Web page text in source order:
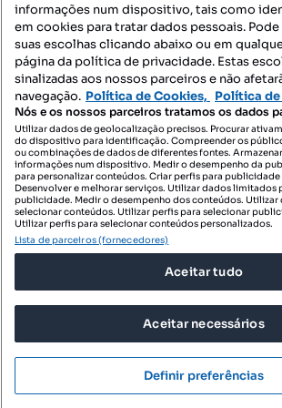
Mapa do Site
Contacte-nos
SIGA-NOS:
DESCARREGAR NA:
© 2026 Imovirtual.com, OLX
TERMOS DE UTILIZAÇÃO
POLÍTICA DE PRIVACIDADE
CONFIGURAÇÕES DE
informações num dispositivo, tais como
em cookies para tratar dados pessoais.
suas escolhas clicando abaixo ou em
página da política de privacidade. Estas
sinalizadas aos nossos parceiros e não
navegação. Política de Cookies, Política
Nós e os nossos parceiros tratamos os dados
Utilizar dados de geolocalização precisos. Procurar
do dispositivo para identificação. Compreender os
ou combinações de dados de diferentes fontes.
informações num dispositivo. Medir o desempenho da
para personalizar conteúdos. Criar perfis para
Desenvolver e melhorar serviços. Utilizar dados limitados
publicidade. Medir o desempenho dos conteúdos.
selecionar conteúdos. Utilizar perfis para selecionar
Utilizar perfis para selecionar conteúdos personalizados.
Lista de parceiros (fornecedores)
Aceitar tudo
Aceitar necessários
Definir preferências